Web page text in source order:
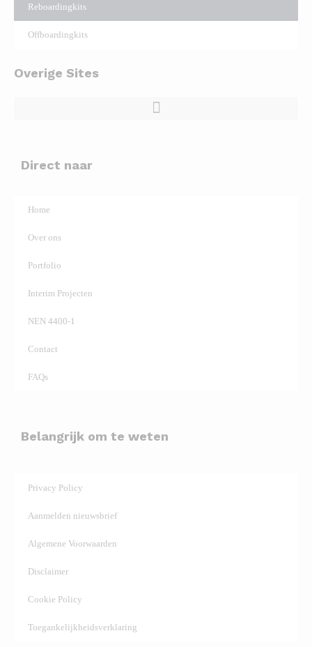
Reboardingkits
Offboardingkits
Overige Sites
Direct naar
Home
Over ons
Portfolio
Interim Projecten
NEN 4400-1
Contact
FAQs
Belangrijk om te weten
Privacy Policy
Aanmelden nieuwsbrief
Algemene Voorwaarden
Disclaimer
Cookie Policy
Toegankelijkheidsverklaring